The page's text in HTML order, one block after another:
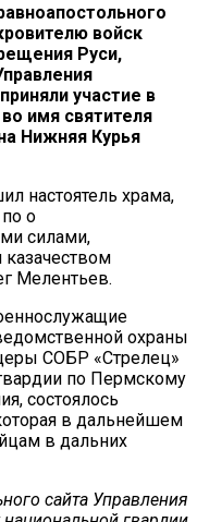
войск
Руси,
участие в
имя святителя
Нижняя Курья
настоятель храма,
о
силами,
Мелентьев.
охраны
СОБР «Стрелец»
по Пермскому
состоялось
в дальнейшем
в дальних
сайта Управления